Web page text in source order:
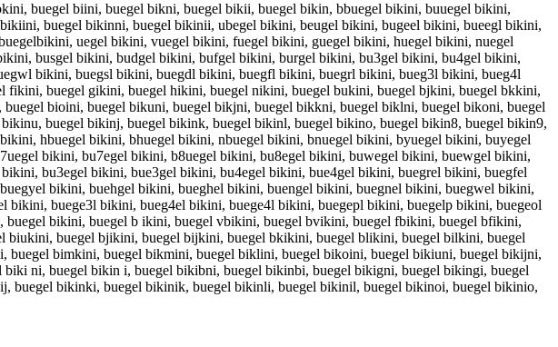
buegel biini, buegel bikni, buegel bikii, buegel bikin, bbuegel bikini, buuegel bikini,
buegel bikinni, buegel bikinii, ubegel bikini, beugel bikini, bugeel bikini, bueegl bikini,
uegel bikini, vuegel bikini, fuegel bikini, guegel bikini, huegel bikini, nuegel
busgel bikini, budgel bikini, bufgel bikini, burgel bikini, bu3gel bikini, bu4gel bikini,
bikini, buegsl bikini, buegdl bikini, buegfl bikini, buegrl bikini, bueg3l bikini, bueg4l
buegel gikini, buegel hikini, buegel nikini, buegel bukini, buegel bjkini, buegel bkkini,
bioini, buegel bikuni, buegel bikjni, buegel bikkni, buegel biklni, buegel bikoni, buegel
buegel bikinj, buegel bikink, buegel bikinl, buegel bikino, buegel bikin8, buegel bikin9,
hbuegel bikini, bhuegel bikini, nbuegel bikini, bnuegel bikini, byuegel bikini, buyegel
bikini, bu7egel bikini, b8uegel bikini, bu8egel bikini, buwegel bikini, buewgel bikini,
bu3egel bikini, bue3gel bikini, bu4egel bikini, bue4gel bikini, buegrel bikini, buegfel
bikini, buehgel bikini, bueghel bikini, buengel bikini, buegnel bikini, buegwel bikini,
buege3l bikini, bueg4el bikini, buege4l bikini, buegepl bikini, buegelp bikini, buegeol
bikini, buegel b ikini, buegel vbikini, buegel bvikini, buegel fbikini, buegel bfikini,
buegel bjikini, buegel bijkini, buegel bkikini, buegel blikini, buegel bilkini, buegel
bimkini, buegel bikmini, buegel biklini, buegel bikoini, buegel bikiuni, buegel bikijni,
ni, buegel bikin i, buegel bikibni, buegel bikinbi, buegel bikigni, buegel bikingi, buegel
bikinki, buegel bikinik, buegel bikinli, buegel bikinil, buegel bikinoi, buegel bikinio,